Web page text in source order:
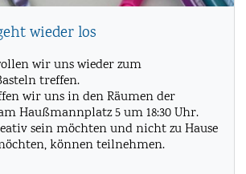
wieder los
wir uns wieder zum
treffen.
wir uns in den Räumen der
Haußmannplatz 5 um 18:30 Uhr.
sein möchten und nicht zu Hause
können teilnehmen.